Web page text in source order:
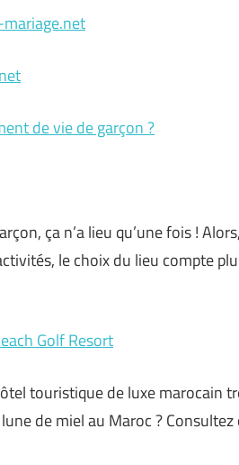
de vie de garçon ?
ça n’a lieu qu’une fois !
le choix du lieu compte
Golf Resort
touristique de luxe marocain
de miel au Maroc ?